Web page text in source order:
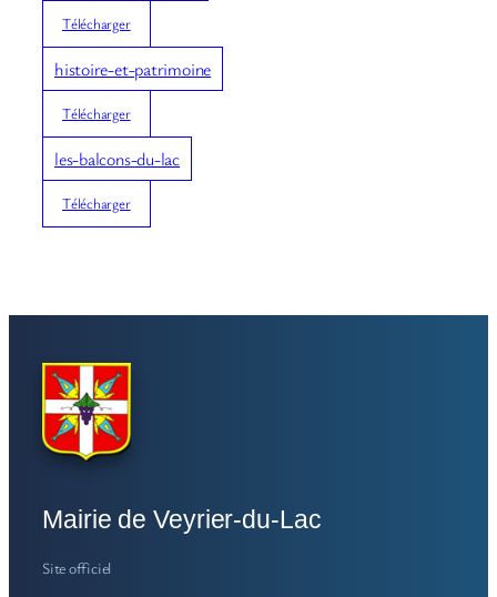
Télécharger
histoire-et-patrimoine
Télécharger
les-balcons-du-lac
Télécharger
Mairie de Veyrier-du-Lac
Site officiel